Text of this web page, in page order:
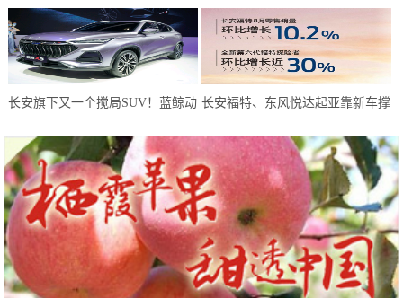
元？年轻人有了新选择
长安旗下又一个搅局SUV！蓝鲸动 长安福特、东风悦达起亚靠新车撑